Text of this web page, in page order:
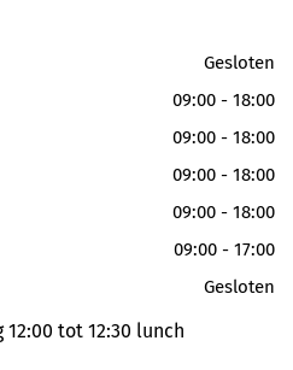
Gesloten
09:00 - 18:00
09:00 - 18:00
09:00 - 18:00
09:00 - 18:00
09:00 - 17:00
Gesloten
tot 12:30 lunch